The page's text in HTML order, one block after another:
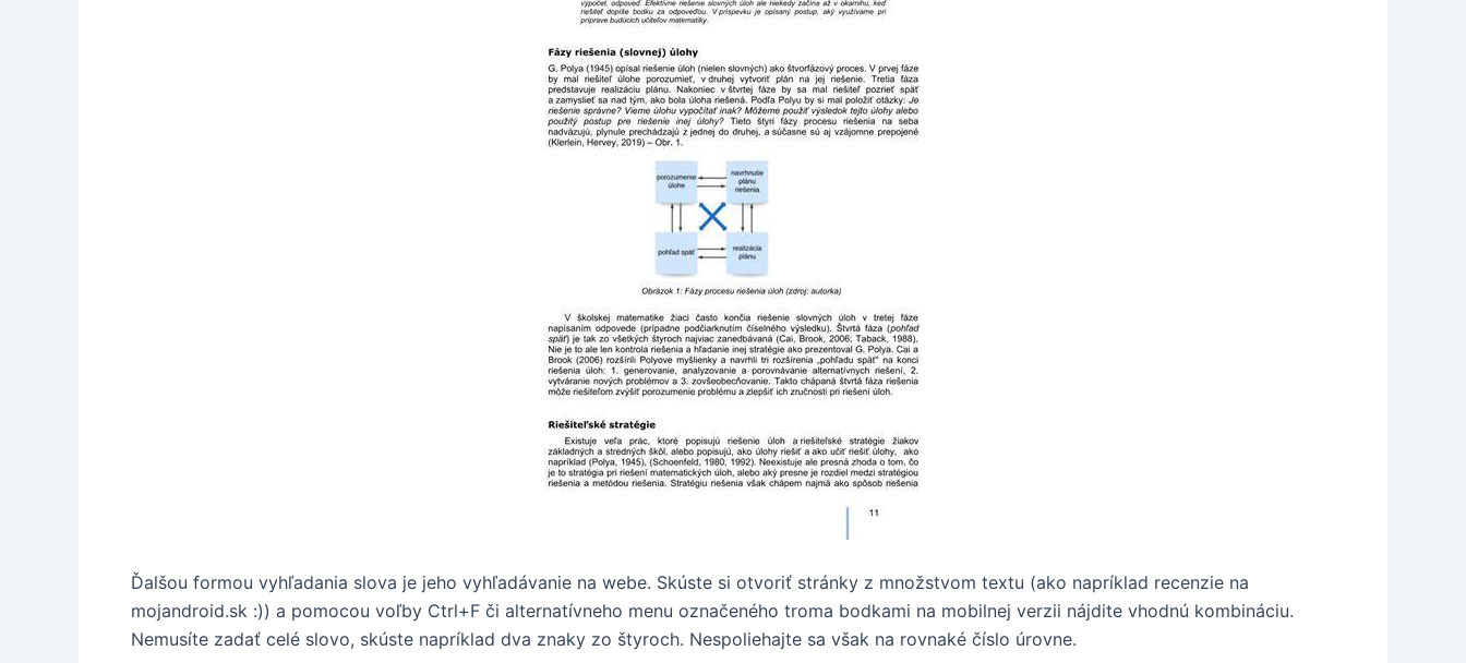
Ďalšou formou vyhľadania slova je jeho vyhľadávanie na webe. Skúste si otvoriť stránky z množstvom textu (ako napríklad recenzie na
mojandroid.sk :)) a pomocou voľby Ctrl+F či alternatívneho menu označeného troma bodkami na mobilnej verzii nájdite vhodnú kombináciu.
Nemusíte zadať celé slovo, skúste napríklad dva znaky zo štyroch. Nespoliehajte sa však na rovnaké číslo úrovne.